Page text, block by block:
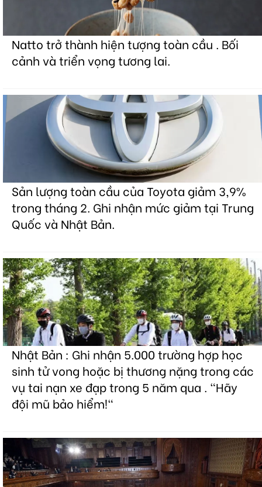
Natto trở thành hiện tượng toàn cầu . Bối
cảnh và triển vọng tương lai.
Sản lượng toàn cầu của Toyota giảm 3,9%
trong tháng 2. Ghi nhận mức giảm tại Trung
Quốc và Nhật Bản.
Nhật Bản : Ghi nhận 5.000 trường hợp học
sinh tử vong hoặc bị thương nặng trong các
vụ tai nạn xe đạp trong 5 năm qua . "Hãy
đội mũ bảo hiểm!"